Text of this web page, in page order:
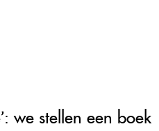
we stellen een boek